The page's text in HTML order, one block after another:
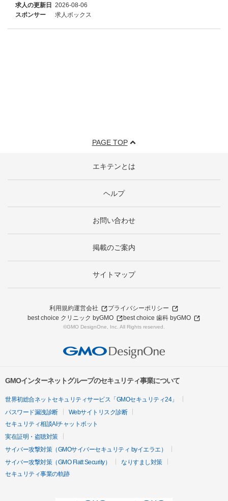
求人の更新日 2026-08-06
スポンサー
求人ボックス
PAGE TOP
エキテンとは
ヘルプ
お問い合わせ
掲載のご案内
サイトマップ
利用規約運営会社
プライバシーポリシー
best choice クリニック byGMO
best choice 歯科 byGMO
©GMO DesignOne, Inc. All Rights reserved.
GMOインターネットグループのセキュリティ事業について
世界初総合ネットセキュリティサービス「GMOセキュリティ24」
パスワード漏洩診断
Webサイトリスク診断
セキュリティ相談AIチャットボット
実在証明・盗聴対策
サイバー攻撃対策（GMOサイバーセキュリティ byイエラエ）
サイバー攻撃対策（GMO Flatt Security）
なりすまし対策
セキュリティ事業の軌跡